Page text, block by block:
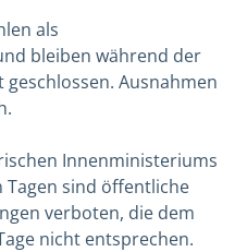
als
bleiben während der
Ausnahmen
Innenministeriums
Tagen sind öffentliche
verboten, die dem
nicht entsprechen.